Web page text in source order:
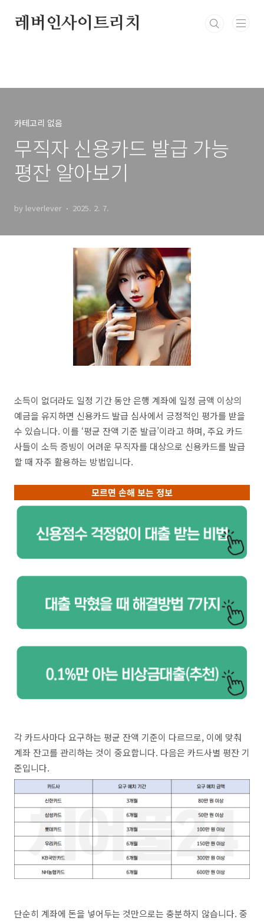
레버인사이트리치
카테고리 없음
무직자 신용카드 발급 가능
평잔 알아보기
by leverlever 2025. 2. 7.
소득이 없더라도 일정 기간 동안 은행 계좌에 일정 금액 이상의
예금을 유지하면 신용카드 발급 심사에서 긍정적인 평가를 받을
수 있습니다. 이를 ‘평균 잔액 기준 발급’이라고 하며, 주요 카드
사들이 소득 증빙이 어려운 무직자를 대상으로 신용카드를 발급
할 때 자주 활용하는 방법입니다.
모르면 손해 보는 정보
각 카드사마다 요구하는 평균 잔액 기준이 다르므로, 이에 맞춰
계좌 잔고를 관리하는 것이 중요합니다. 다음은 카드사별 평잔 기
준입니다.
단순히 계좌에 돈을 넣어두는 것만으로는 충분하지 않습니다. 중